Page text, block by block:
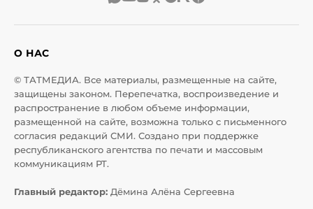
О НАС
© ТАТМЕДИА. Все материалы, размещенные на сайте,
защищены законом. Перепечатка, воспроизведение и
распространение в любом объеме информации,
размещенной на сайте, возможна только с письменного
согласия редакций СМИ. Создано при поддержке
республиканского агентства по печати и массовым
коммуникациям РТ.
Главный редактор: Дёмина Алёна Сергеевна